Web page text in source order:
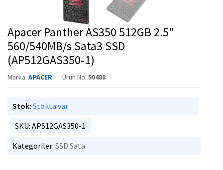
Apacer Panther AS350 512GB 2.5"
560/540MB/s Sata3 SSD
(AP512GAS350-1)
Marka: APACER Ürün No: 50488
Stok: Stokta var
SKU: AP512GAS350-1
Kategoriler: SSD Sata